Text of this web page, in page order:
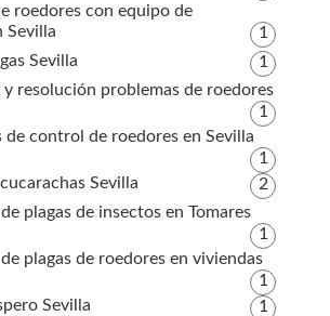
roedores con equipo de
Sevilla
1
Sevilla
1
y resolución problemas de roedores
1
de control de roedores en Sevilla
1
Sevilla
2
plagas de insectos en Tomares
1
plagas de roedores en viviendas
1
Sevilla
1